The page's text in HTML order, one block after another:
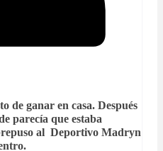
de ganar en casa. Después
parecía que estaba
al Deportivo Madryn